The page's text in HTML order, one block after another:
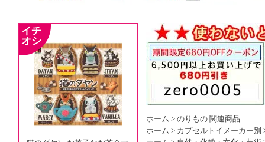
ホーム > のりもの 関連商品
ホーム > カプセルトイメーカー別